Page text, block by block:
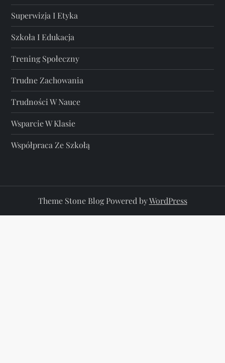
Superwizja I Etyka
Szkoła I Edukacja
Trening Społeczny
Trudne Zachowania
Trudności W Nauce
Wsparcie W Klasie
Współpraca Ze Szkołą
Theme Stone Blog Powered byWordPress